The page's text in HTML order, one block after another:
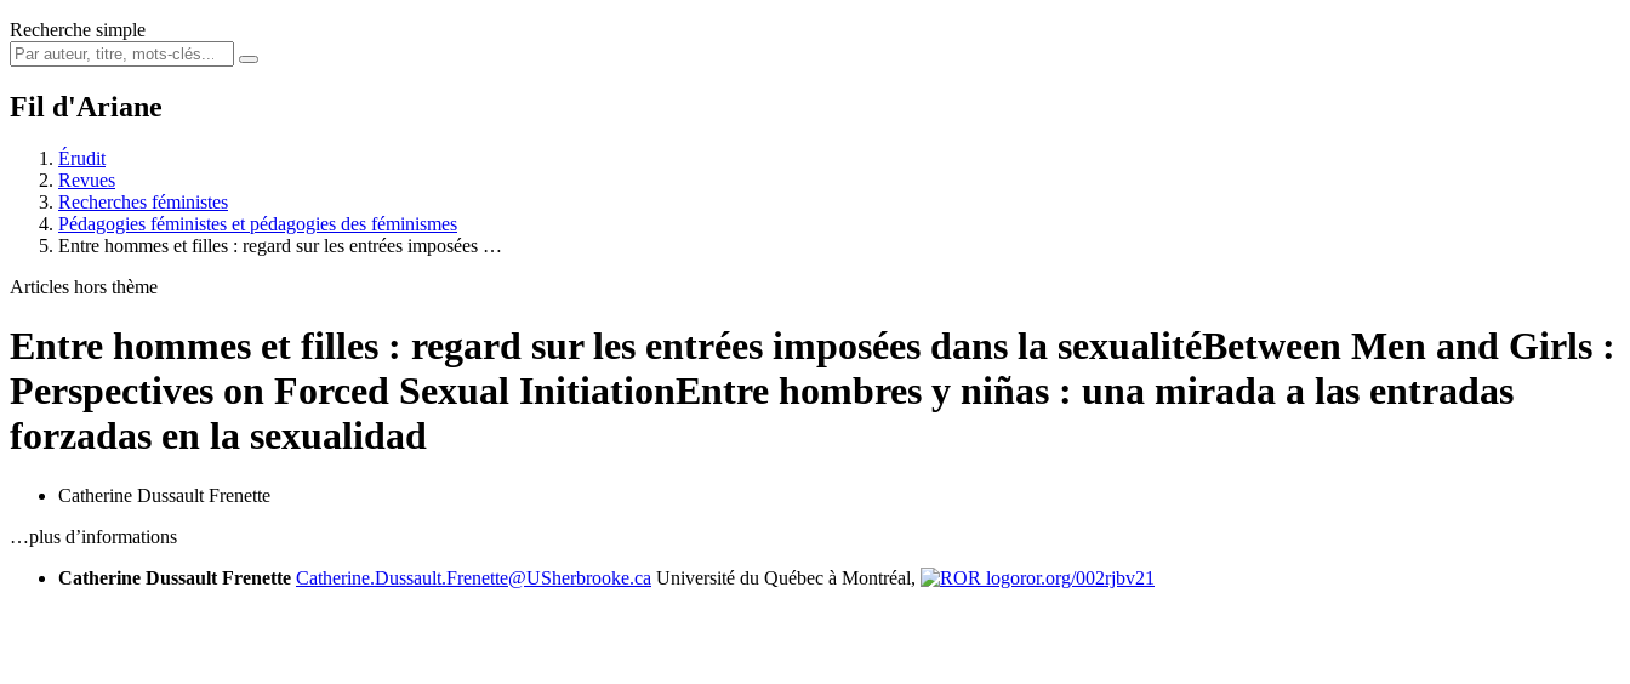
Recherche simple
Fil d'Ariane
Érudit
Revues
Recherches féministes
Pédagogies féministes et pédagogies des féminismes
Entre hommes et filles : regard sur les entrées imposées …
Articles hors thème
Entre hommes et filles : regard sur les entrées imposées dans la sexualitéBetween Men and Girls :
Perspectives on Forced Sexual InitiationEntre hombres y niñas : una mirada a las entradas
forzadas en la sexualidad
Catherine Dussault Frenette
…plus d’informations
Catherine Dussault Frenette Catherine.Dussault.Frenette@USherbrooke.ca Université du Québec à Montréal, ror.org/002rjbv21